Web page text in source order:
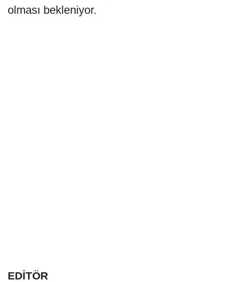
olması bekleniyor.
EDİTÖR